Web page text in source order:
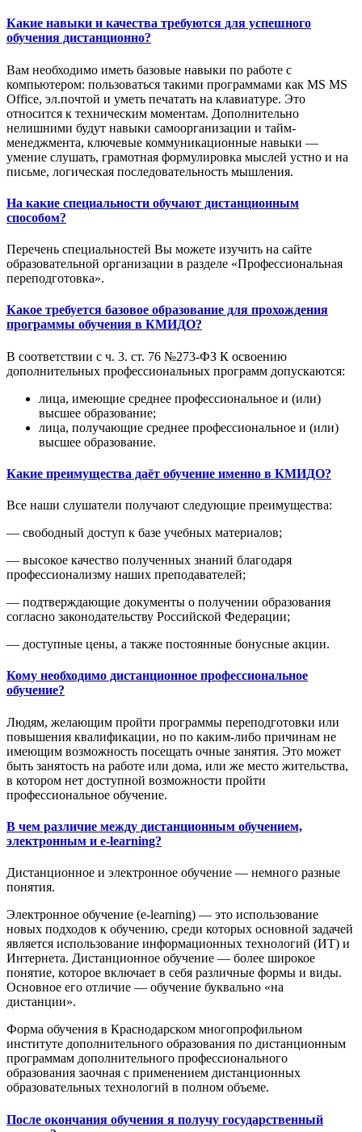
Какие навыки и качества требуются для успешного
обучения дистанционно?
Вам необходимо иметь базовые навыки по работе с
компьютером: пользоваться такими программами как MS MS
Office, эл.почтой и уметь печатать на клавиатуре. Это
относится к техническим моментам. Дополнительно
нелишними будут навыки самоорганизации и тайм-
менеджмента, ключевые коммуникационные навыки —
умение слушать, грамотная формулировка мыслей устно и на
письме, логическая последовательность мышления.
На какие специальности обучают дистанционным
способом?
Перечень специальностей Вы можете изучить на сайте
образовательной организации в разделе «Профессиональная
переподготовка».
Какое требуется базовое образование для прохождения
программы обучения в КМИДО?
В соответствии с ч. 3. ст. 76 №273-ФЗ К освоению
дополнительных профессиональных программ допускаются:
лица, имеющие среднее профессиональное и (или)
высшее образование;
лица, получающие среднее профессиональное и (или)
высшее образование.
Какие преимущества даёт обучение именно в КМИДО?
Все наши слушатели получают следующие преимущества:
— свободный доступ к базе учебных материалов;
— высокое качество полученных знаний благодаря
профессионализму наших преподавателей;
— подтверждающие документы о получении образования
согласно законодательству Российской Федерации;
— доступные цены, а также постоянные бонусные акции.
Кому необходимо дистанционное профессиональное
обучение?
Людям, желающим пройти программы переподготовки или
повышения квалификации, но по каким-либо причинам не
имеющим возможность посещать очные занятия. Это может
быть занятость на работе или дома, или же место жительства,
в котором нет доступной возможности пройти
профессиональное обучение.
В чем различие между дистанционным обучением,
электронным и e-learning?
Дистанционное и электронное обучение — немного разные
понятия.
Электронное обучение (e-learning) — это использование
новых подходов к обучению, среди которых основной задачей
является использование информационных технологий (ИТ) и
Интернета. Дистанционное обучение — более широкое
понятие, которое включает в себя различные формы и виды.
Основное его отличие — обучение буквально «на
дистанции».
Форма обучения в Краснодарском многопрофильном
институте дополнительного образования по дистанционным
программам дополнительного профессионального
образования заочная с применением дистанционных
образовательных технологий в полном объеме.
После окончания обучения я получу государственный